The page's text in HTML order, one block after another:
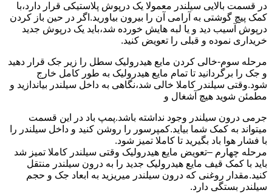
در قسمت بالایی سیلندر معمولا یک درپوش پلاستیکی قرار دارد،با
کمک پیچ گوشتی به آرامی آن را بیرون بیاورید.اگر در حین باز کردن
درپوش آسیب دید و یا لبه هایش خورده شد،باید یک درپوش جدید
خریداری نموده و قبلی را تعویض کنید.
مرحله سوم-خالی کردن مایع هیدرولیک سطل را زیر جک قرار دهید
و جک را برگردانید تا تمام مایع هیدرولیک به طور کامل خارج
شود.وقتی سیلندر کاملا خالی شد،نگاهی به داخل سیلندر بیاندازید و
مطمئن شوید هیچ آشغال و
جرمی درون سیلندر وجود نداشته باشد.پمپ باد در این قسمت
میتواند به کمک شما بیاید.کمپرسور را روشن کنید و داخل سیلندر را
با فشار هوا باد بگیرید تا کاملا تمیز شود.
مرحله چهارم –تعویض مایع هیدرولیک وقتی سیلندر کاملا تمیز شد
باید با کمک قیف مایع هیدرولیک جدید را به درون سیلندر منتقل
کنید.مقدار روغنی که درون سیلندر میریزید به ابعاد جک و حجم
سیلندر بستگی دارد.